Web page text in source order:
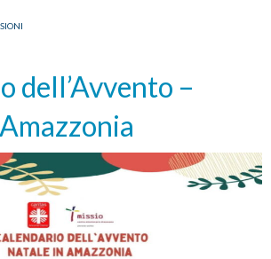
dell’Avvento –